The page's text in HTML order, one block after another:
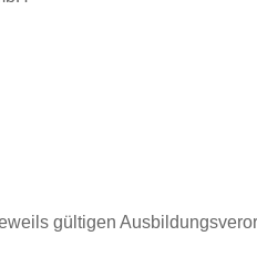
gültigen